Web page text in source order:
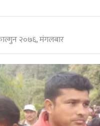
२०७६, मंगलबार